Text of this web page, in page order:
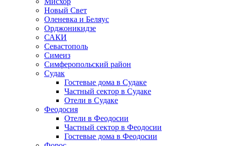
Новый Свет
Оленевка и Беляус
Орджоникидзе
САКИ
Севастополь
Симеиз
Симферопольский район
Судак
Гостевые дома в Судаке
Частный сектор в Судаке
Отели в Судаке
Феодосия
Отели в Феодосии
Частный сектор в Феодосии
Гостевые дома в Феодосии